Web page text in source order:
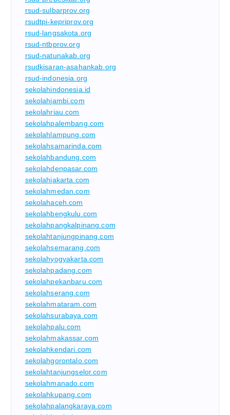
rsud-sulbarprov.org
rsudtpi-kepriprov.org
rsud-langsakota.org
rsud-ntbprov.org
rsud-natunakab.org
rsudkisaran-asahankab.org
rsud-indonesia.org
sekolahindonesia.id
sekolahjambi.com
sekolahriau.com
sekolahpalembang.com
sekolahlampung.com
sekolahsamarinda.com
sekolahbandung.com
sekolahdenpasar.com
sekolahjakarta.com
sekolahmedan.com
sekolahaceh.com
sekolahbengkulu.com
sekolahpangkalpinang.com
sekolahtanjungpinang.com
sekolahsemarang.com
sekolahyogyakarta.com
sekolahpadang.com
sekolahpekanbaru.com
sekolahserang.com
sekolahmataram.com
sekolahsurabaya.com
sekolahpalu.com
sekolahmakassar.com
sekolahkendari.com
sekolahgorontalo.com
sekolahtanjungselor.com
sekolahmanado.com
sekolahkupang.com
sekolahpalangkaraya.com